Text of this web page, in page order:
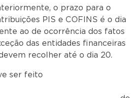
o prazo para o
PIS e COFINS é o dia
ao de ocorrência dos fatos
das entidades financeiras
recolher até o dia 20.
ser feito